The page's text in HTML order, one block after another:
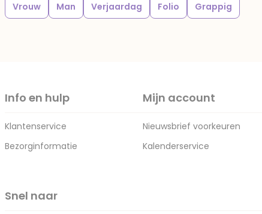
Vrouw Man Verjaardag Folio Grappig
Info en hulp
Klantenservice
Bezorginformatie
Mijn account
Nieuwsbrief voorkeuren
Kalenderservice
Snel naar